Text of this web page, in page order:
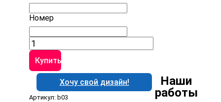
Номер
Количество
товара
Баскетбольная
форма
B03
Купить
Хочу свой дизайн!
Артикул: b03
Наши
работы